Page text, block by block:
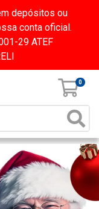
depósitos ou
conta oficial.
29 ATEF
0